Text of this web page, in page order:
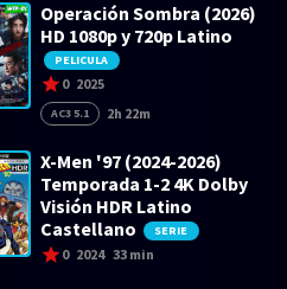
Operación Sombra (2026)
HD 1080p y 720p Latino
PELICULA
0 2025
AC3 5.1 2h 22m
X-Men '97 (2024-2026)
Temporada 1-2 4K Dolby
Visión HDR Latino
Castellano
SERIE
0 2024 33 min